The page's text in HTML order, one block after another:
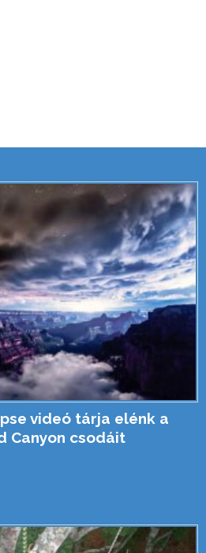
videó tárja elénk a
Canyon csodáit